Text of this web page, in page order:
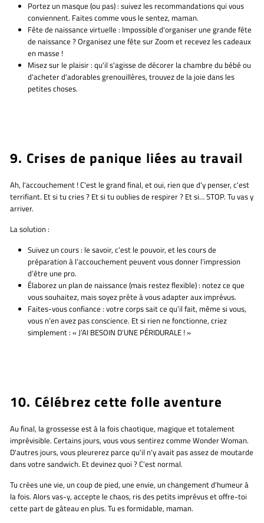
Portez un masque (ou pas) : suivez les recommandations qui vous
conviennent. Faites comme vous le sentez, maman.
Fête de naissance virtuelle : Impossible d'organiser une grande fête
de naissance ? Organisez une fête sur Zoom et recevez les cadeaux
en masse !
Misez sur le plaisir : qu'il s'agisse de décorer la chambre du bébé ou
d'acheter d'adorables grenouillères, trouvez de la joie dans les
petites choses.
9. Crises de panique liées au travail
Ah, l'accouchement ! C'est le grand final, et oui, rien que d'y penser, c'est
terrifiant. Et si tu cries ? Et si tu oublies de respirer ? Et si… STOP. Tu vas y
arriver.
La solution :
Suivez un cours : le savoir, c’est le pouvoir, et les cours de
préparation à l’accouchement peuvent vous donner l’impression
d’être une pro.
Élaborez un plan de naissance (mais restez flexible) : notez ce que
vous souhaitez, mais soyez prête à vous adapter aux imprévus.
Faites-vous confiance : votre corps sait ce qu’il fait, même si vous,
vous n’en avez pas conscience. Et si rien ne fonctionne, criez
simplement : « J’AI BESOIN D’UNE PÉRIDURALE ! »
10. Célébrez cette folle aventure
Au final, la grossesse est à la fois chaotique, magique et totalement
imprévisible. Certains jours, vous vous sentirez comme Wonder Woman.
D'autres jours, vous pleurerez parce qu'il n'y avait pas assez de moutarde
dans votre sandwich. Et devinez quoi ? C'est normal.
Tu crées une vie, un coup de pied, une envie, un changement d'humeur à
la fois. Alors vas-y, accepte le chaos, ris des petits imprévus et offre-toi
cette part de gâteau en plus. Tu es formidable, maman.